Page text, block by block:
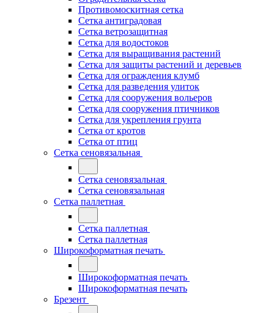
Противомоскитная сетка
Сетка антиградовая
Сетка ветрозащитная
Сетка для водостоков
Сетка для выращивания растений
Сетка для защиты растений и деревьев
Сетка для ограждения клумб
Сетка для разведения улиток
Сетка для сооружения вольеров
Сетка для сооружения птичников
Сетка для укрепления грунта
Сетка от кротов
Сетка от птиц
Сетка сеновязальная
Сетка сеновязальная
Сетка сеновязальная
Сетка паллетная
Сетка паллетная
Сетка паллетная
Широкоформатная печать
Широкоформатная печать
Широкоформатная печать
Брезент